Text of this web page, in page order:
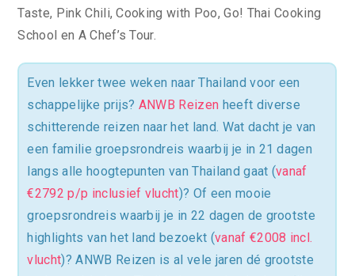
Taste, Pink Chili, Cooking with Poo, Go! Thai Cooking
School en A Chef’s Tour.
Even lekker twee weken naar Thailand voor een
schappelijke prijs? ANWB Reizen heeft diverse
schitterende reizen naar het land. Wat dacht je van
een familie groepsrondreis waarbij je in 21 dagen
langs alle hoogtepunten van Thailand gaat (vanaf
€2792 p/p inclusief vlucht)? Of een mooie
groepsrondreis waarbij je in 22 dagen de grootste
highlights van het land bezoekt (vanaf €2008 incl.
vlucht)? ANWB Reizen is al vele jaren dé grootste